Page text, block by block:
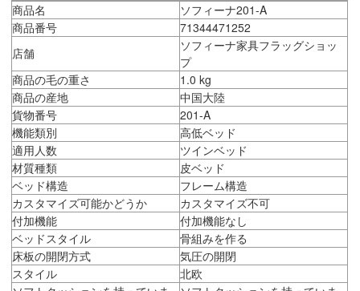
商品名
ソフィーナ201-A
商品番号
71344471252
店舗
ソフィーナ家具フラッグショッ
プ
商品の毛の重さ
1.0 kg
商品の産地
中国大陸
貨物番号
201-A
機能類別
高低ベッド
適用人数
ツインベッド
材質種類
皮ベッド
ベッド構造
フレーム構造
カスタマイズ可能かどうか
カスタマイズ不可
付加機能
付加機能なし
ベッドスタイル
骨組みを作る
床板の開閉方式
気圧の開閉
スタイル
北欧